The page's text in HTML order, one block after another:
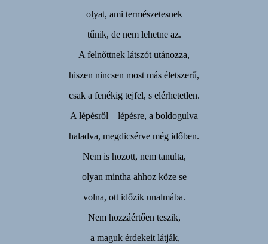
olyat, ami természetesnek
tűnik, de nem lehetne az.
A felnőttnek látszót utánozza,
hiszen nincsen most más életszerű,
csak a fenékig tejfel, s elérhetetlen.
A lépésről – lépésre, a boldogulva
haladva, megdicsérve még időben.
Nem is hozott, nem tanulta,
olyan mintha ahhoz köze se
volna, ott időzik unalmába.
Nem hozzáértően teszik,
a maguk érdekeit látják,